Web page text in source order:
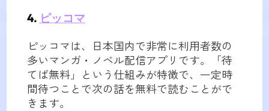
4. ピッコマ
ピッコマは、日本国内で非常に利用者数の
多いマンガ・ノベル配信アプリです。「待
てば無料」という仕組みが特徴で、一定時
間待つことで次の話を無料で読むことがで
きます。